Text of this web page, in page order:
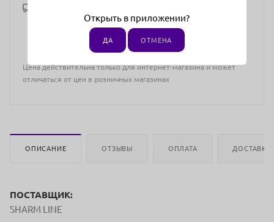
Цена действительна только для интернет-магазина и может
отличаться от цен в розничных магазинах
ОПИСАНИЕ ОТЗЫВЫ ОПЛАТА ДОСТАВКА
ПОСТАВЩИК:
SHARM LINE
Открыть в приложении?
ДА ОТМЕНА